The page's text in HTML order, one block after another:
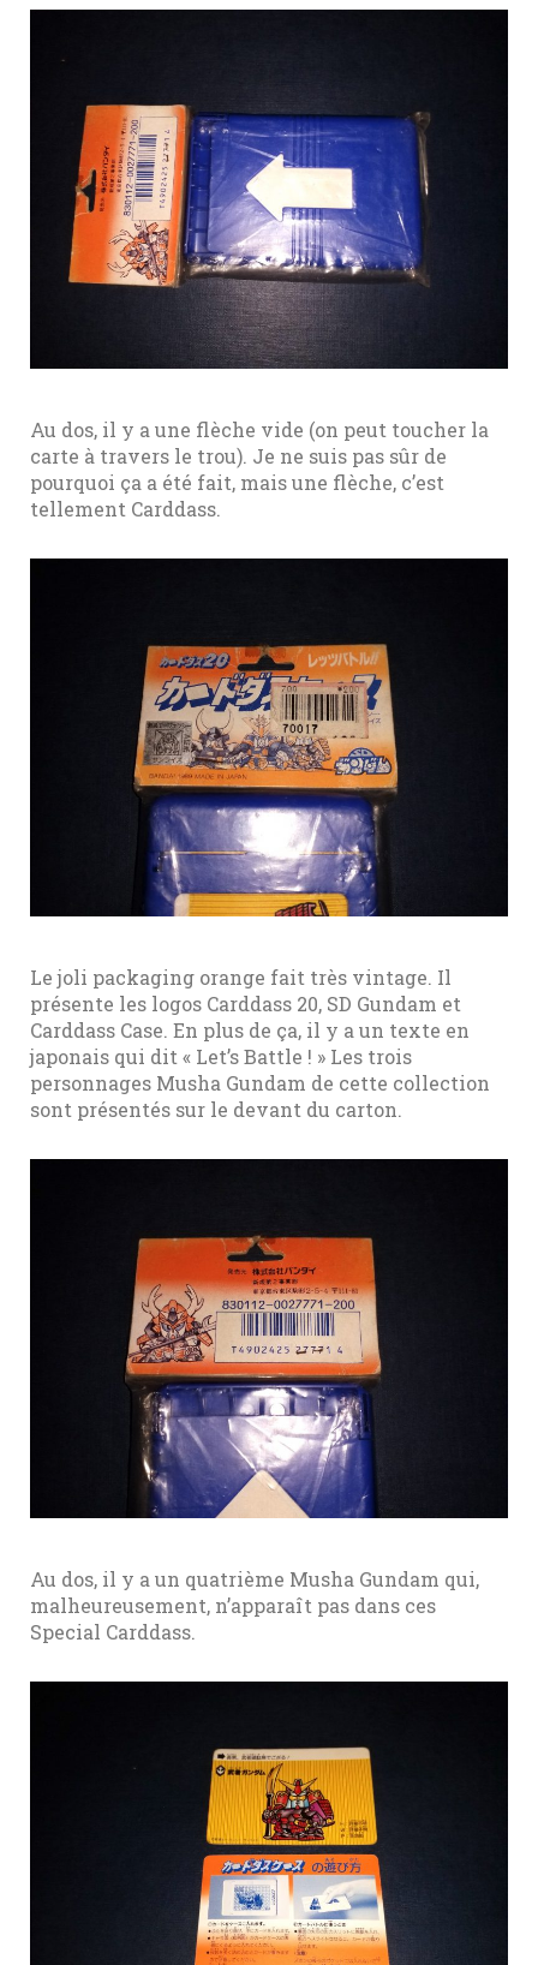
Au dos, il y a une flèche vide (on peut toucher la
carte à travers le trou). Je ne suis pas sûr de
pourquoi ça a été fait, mais une flèche, c’est
tellement Carddass.
Le joli packaging orange fait très vintage. Il
présente les logos Carddass 20, SD Gundam et
Carddass Case. En plus de ça, il y a un texte en
japonais qui dit « Let’s Battle ! » Les trois
personnages Musha Gundam de cette collection
sont présentés sur le devant du carton.
Au dos, il y a un quatrième Musha Gundam qui,
malheureusement, n’apparaît pas dans ces
Special Carddass.